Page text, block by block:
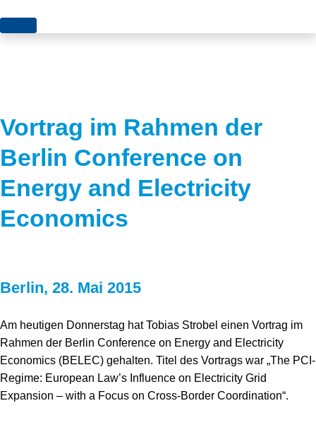
Themen
Flächen
Genehmigungen
Grundsatzfragen
Märkte
Sektorenkopplung
Speicher
Stromerzeugung
Wärme
News
Blog
Karriere
Über uns
Team
Forschungsnetzwerk
Bibliothek
Newsletter
Vortrag im Rahmen der
Berlin Conference on
Energy and Electricity
Economics
Berlin, 28. Mai 2015
Am heutigen Donnerstag hat Tobias Strobel einen Vortrag im
Rahmen der Berlin Conference on Energy and Electricity
Economics (BELEC) gehalten. Titel des Vortrags war „The PCI-
Regime: European Law’s Influence on Electricity Grid
Expansion – with a Focus on Cross-Border Coordination“.